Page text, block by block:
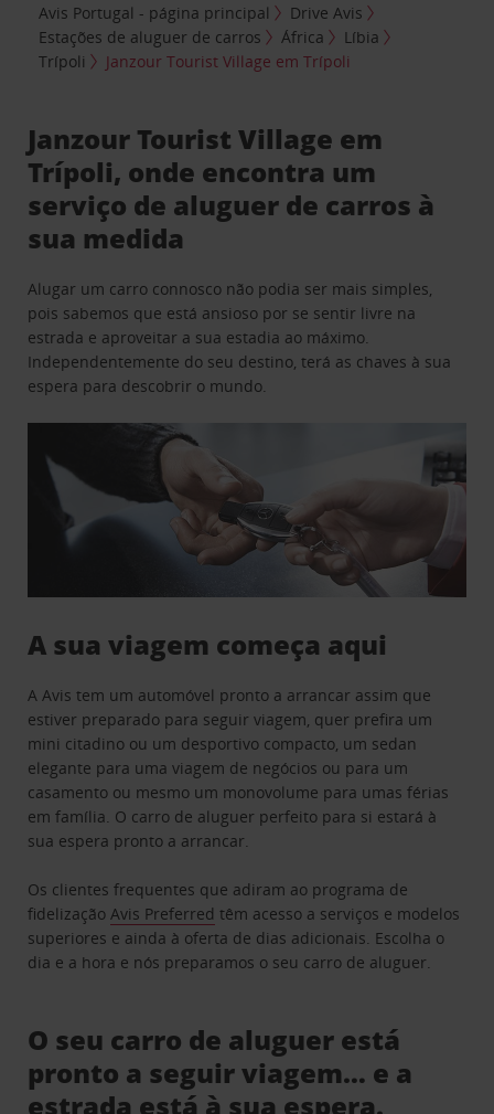
Avis Portugal - página principal
Drive Avis
Estações de aluguer de carros
África
Líbia
Trípoli
Janzour Tourist Village em Trípoli
Janzour Tourist Village em
Trípoli, onde encontra um
serviço de aluguer de carros à
sua medida
Alugar um carro connosco não podia ser mais simples,
pois sabemos que está ansioso por se sentir livre na
estrada e aproveitar a sua estadia ao máximo.
Independentemente do seu destino, terá as chaves à sua
espera para descobrir o mundo.
A sua viagem começa aqui
A Avis tem um automóvel pronto a arrancar assim que
estiver preparado para seguir viagem, quer prefira um
mini citadino ou um desportivo compacto, um sedan
elegante para uma viagem de negócios ou para um
casamento ou mesmo um monovolume para umas férias
em família. O carro de aluguer perfeito para si estará à
sua espera pronto a arrancar.
Os clientes frequentes que adiram ao programa de
fidelizaçãoAvis Preferred têm acesso a serviços e modelos
superiores e ainda à oferta de dias adicionais. Escolha o
dia e a hora e nós preparamos o seu carro de aluguer.
O seu carro de aluguer está
pronto a seguir viagem… e a
estrada está à sua espera.